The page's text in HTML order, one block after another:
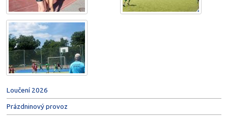
Loučení 2026
Prázdninový provoz